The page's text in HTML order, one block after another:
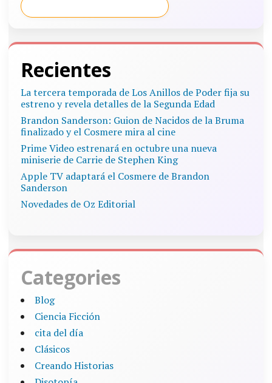
Recientes
La tercera temporada de Los Anillos de Poder fija su
estreno y revela detalles de la Segunda Edad
Brandon Sanderson: Guion de Nacidos de la Bruma
finalizado y el Cosmere mira al cine
Prime Video estrenará en octubre una nueva
miniserie de Carrie de Stephen King
Apple TV adaptará el Cosmere de Brandon
Sanderson
Novedades de Oz Editorial
Categories
Blog
Ciencia Ficción
cita del día
Clásicos
Creando Historias